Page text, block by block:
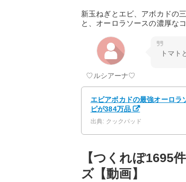
新玉ねぎとエビ、アボカドの
と、オーロラソースの濃厚な
♡ルシアーナ♡
トマト
エビアボカドの最強オーロ
ピが384万品
出典: クックパッド
【つくれぽ1695
ズ【動画】